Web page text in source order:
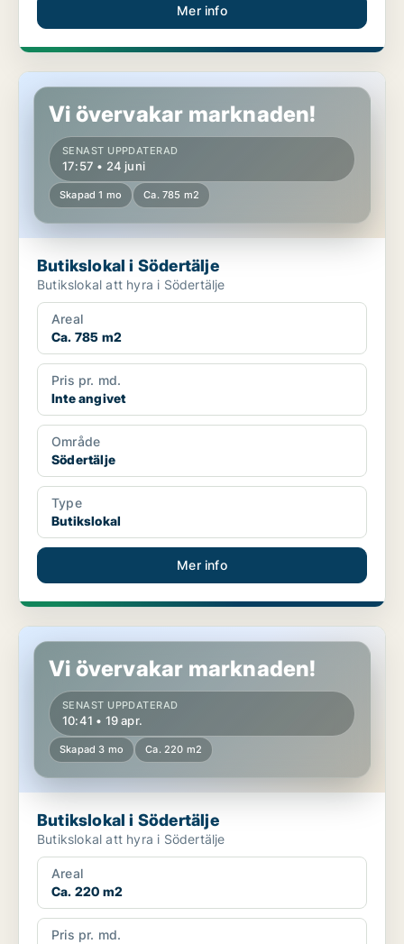
Mer info
Butikslokal i Södertälje
Vi övervakar marknaden!
SENAST UPPDATERAD
17:57 • 24 juni
Skapad 1 mo Ca. 785 m2
Butikslokal i Södertälje
Butikslokal att hyra i Södertälje
Areal
Ca. 785 m2
Pris pr. md.
Inte angivet
Område
Södertälje
Type
Butikslokal
Mer info
Butikslokal i Södertälje
Vi övervakar marknaden!
SENAST UPPDATERAD
10:41 • 19 apr.
Skapad 3 mo Ca. 220 m2
Butikslokal i Södertälje
Butikslokal att hyra i Södertälje
Areal
Ca. 220 m2
Pris pr. md.